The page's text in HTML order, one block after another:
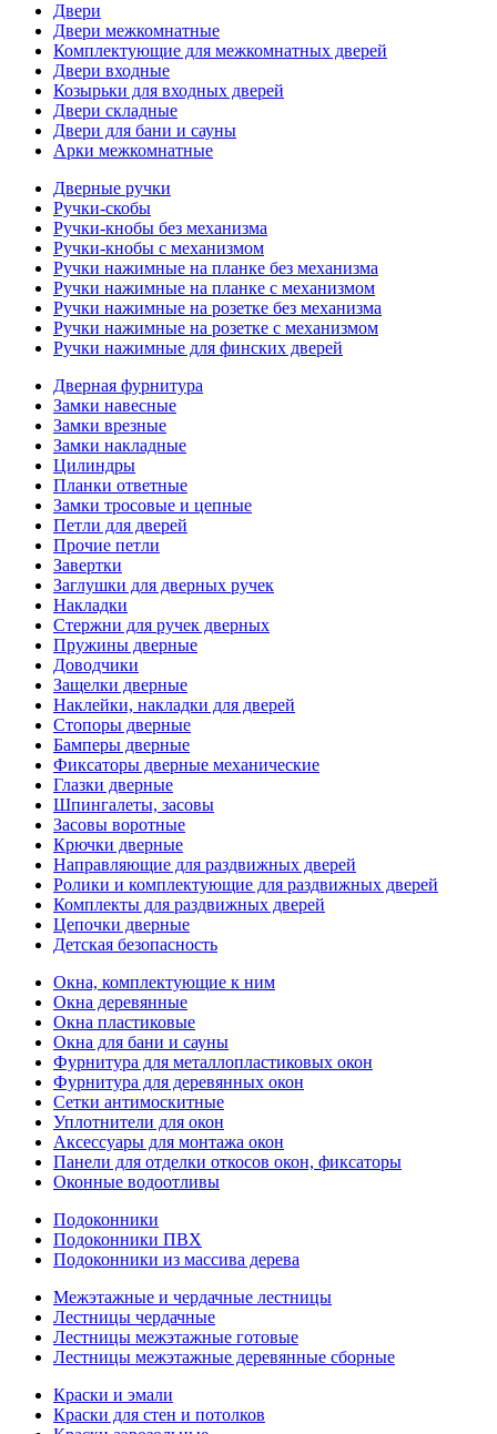
Двери
Двери межкомнатные
Комплектующие для межкомнатных дверей
Двери входные
Козырьки для входных дверей
Двери складные
Двери для бани и сауны
Арки межкомнатные
Дверные ручки
Ручки-скобы
Ручки-кнобы без механизма
Ручки-кнобы с механизмом
Ручки нажимные на планке без механизма
Ручки нажимные на планке с механизмом
Ручки нажимные на розетке без механизма
Ручки нажимные на розетке с механизмом
Ручки нажимные для финских дверей
Дверная фурнитура
Замки навесные
Замки врезные
Замки накладные
Цилиндры
Планки ответные
Замки тросовые и цепные
Петли для дверей
Прочие петли
Завертки
Заглушки для дверных ручек
Накладки
Стержни для ручек дверных
Пружины дверные
Доводчики
Защелки дверные
Наклейки, накладки для дверей
Стопоры дверные
Бамперы дверные
Фиксаторы дверные механические
Глазки дверные
Шпингалеты, засовы
Засовы воротные
Крючки дверные
Направляющие для раздвижных дверей
Ролики и комплектующие для раздвижных дверей
Комплекты для раздвижных дверей
Цепочки дверные
Детская безопасность
Окна, комплектующие к ним
Окна деревянные
Окна пластиковые
Окна для бани и сауны
Фурнитура для металлопластиковых окон
Фурнитура для деревянных окон
Сетки антимоскитные
Уплотнители для окон
Аксессуары для монтажа окон
Панели для отделки откосов окон, фиксаторы
Оконные водоотливы
Подоконники
Подоконники ПВХ
Подоконники из массива дерева
Межэтажные и чердачные лестницы
Лестницы чердачные
Лестницы межэтажные готовые
Лестницы межэтажные деревянные сборные
Краски и эмали
Краски для стен и потолков